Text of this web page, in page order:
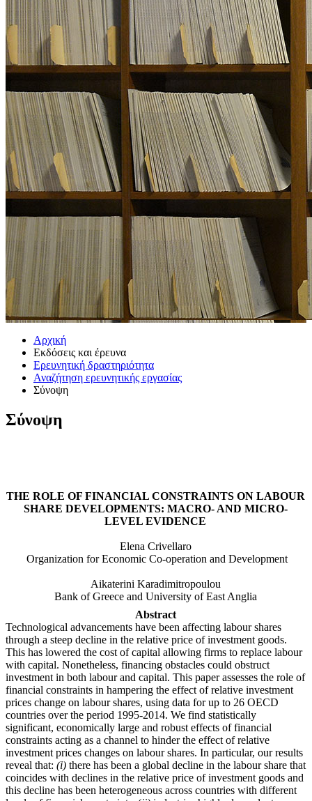
Αρχική
Εκδόσεις και έρευνα
Ερευνητική δραστηριότητα
Αναζήτηση ερευνητικής εργασίας
Σύνοψη
Σύνοψη
THE ROLE OF FINANCIAL CONSTRAINTS ON LABOUR
SHARE DEVELOPMENTS: MACRO- AND MICRO-
LEVEL EVIDENCE
Elena Crivellaro
Organization for Economic Co-operation and Development
Aikaterini Karadimitropoulou
Bank of Greece and University of East Anglia
Abstract
Technological advancements have been affecting labour shares
through a steep decline in the relative price of investment goods.
This has lowered the cost of capital allowing firms to replace labour
with capital. Nonetheless, financing obstacles could obstruct
investment in both labour and capital. This paper assesses the role of
financial constraints in hampering the effect of relative investment
prices change on labour shares, using data for up to 26 OECD
countries over the period 1995-2014. We find statistically
significant, economically large and robust effects of financial
constraints acting as a channel to hinder the effect of relative
investment prices changes on labour shares. In particular, our results
reveal that: (i) there has been a global decline in the labour share that
coincides with declines in the relative price of investment goods and
this decline has been heterogeneous across countries with different